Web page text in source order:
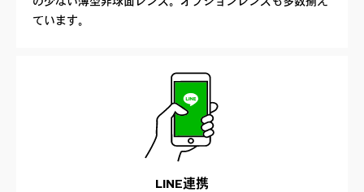
ています。
LINE連携